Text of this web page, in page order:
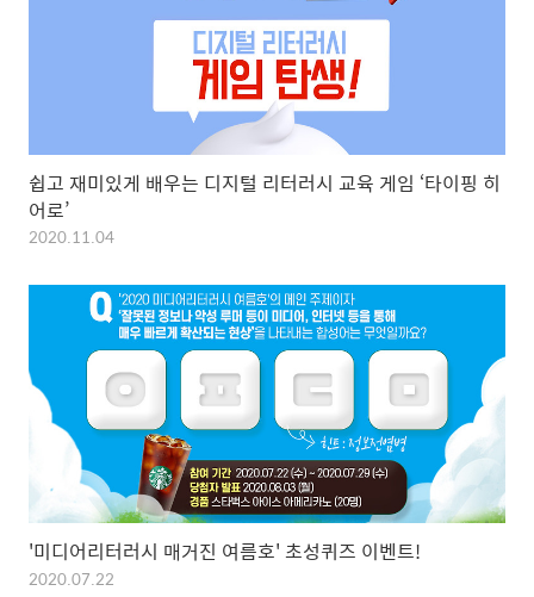
쉽고 재미있게 배우는 디지털 리터러시 교육 게임 ‘타이핑 히
어로’
2020.11.04
'미디어리터러시 매거진 여름호' 초성퀴즈 이벤트!
2020.07.22